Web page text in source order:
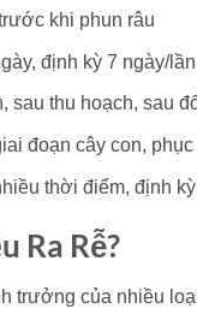
khi phun râu
định kỳ 7 ngày/lần
sau thu hoạch, sau
đoạn cây con,
thời điểm, định
Ra Rễ?
trưởng của nhiều